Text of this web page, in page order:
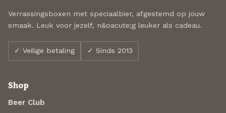
Verrassingsboxen met speciaalbier, afgestemd op jouw
smaak. Leuk voor jezelf, n&oacute;g leuker als cadeau.
✓ Veilige betaling ✓ Sinds 2013
Shop
Beer Club